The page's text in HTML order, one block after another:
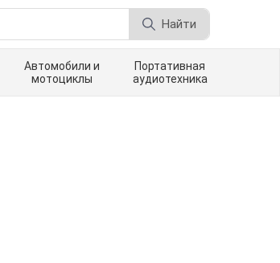
Найти
Автомобили и
мотоциклы
Портативная
аудиотехника